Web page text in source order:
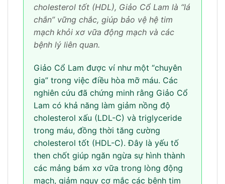
cholesterol tốt (HDL), Giảo Cổ Lam là “lá
chắn” vững chắc, giúp bảo vệ hệ tim
mạch khỏi xơ vữa động mạch và các
bệnh lý liên quan.
Giảo Cổ Lam được ví như một “chuyên
gia” trong việc điều hòa mỡ máu. Các
nghiên cứu đã chứng minh rằng Giảo Cổ
Lam có khả năng làm giảm nồng độ
cholesterol xấu (LDL-C) và triglyceride
trong máu, đồng thời tăng cường
cholesterol tốt (HDL-C). Đây là yếu tố
then chốt giúp ngăn ngừa sự hình thành
các mảng bám xơ vữa trong lòng động
mạch, giảm nguy cơ mắc các bệnh tim